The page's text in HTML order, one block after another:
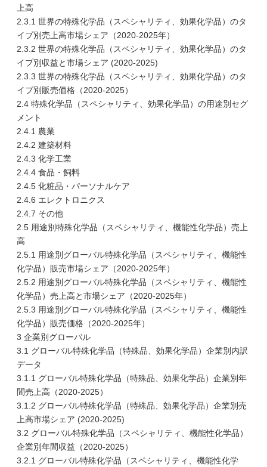
上高
2.3.1 世界の特殊化学品（スペシャリティ、効果化学品）のタ
イプ別売上高市場シェア（2020-2025年）
2.3.2 世界の特殊化学品（スペシャリティ、効果化学品）のタ
イプ別収益と市場シェア (2020-2025)
2.3.3 世界の特殊化学品（スペシャリティ、効果化学品）のタ
イプ別販売価格（2020-2025）
2.4 特殊化学品（スペシャリティ、効果化学品）の用途別セグ
メント
2.4.1 農業
2.4.2 建築材料
2.4.3 化学工業
2.4.4 食品・飼料
2.4.5 化粧品・パーソナルケア
2.4.6 エレクトロニクス
2.4.7 その他
2.5 用途別特殊化学品（スペシャリティ、機能性化学品）売上
高
2.5.1 用途別グローバル特殊化学品（スペシャリティ、機能性
化学品）販売市場シェア（2020-2025年）
2.5.2 用途別グローバル特殊化学品（スペシャリティ、機能性
化学品）売上高と市場シェア（2020-2025年）
2.5.3 用途別グローバル特殊化学品（スペシャリティ、機能性
化学品）販売価格（2020-2025年）
3 企業別グローバル
3.1 グローバル特殊化学品（特殊品、効果化学品）企業別内訳
データ
3.1.1 グローバル特殊化学品（特殊品、効果化学品）企業別年
間売上高（2020-2025）
3.1.2 グローバル特殊化学品（特殊品、効果化学品）企業別売
上高市場シェア (2020-2025)
3.2 グローバル特殊化学品（スペシャリティ、機能性化学品）
企業別年間収益（2020-2025）
3.2.1 グローバル特殊化学品（スペシャリティ、機能性化学